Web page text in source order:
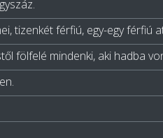
tizenkét férfiú, egy-egy férfiú
fölfelé mindenki, aki hadba